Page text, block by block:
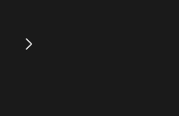
くが、彼女は仕事に集中していて取
材を受けてもらえない。魚在藻は夫